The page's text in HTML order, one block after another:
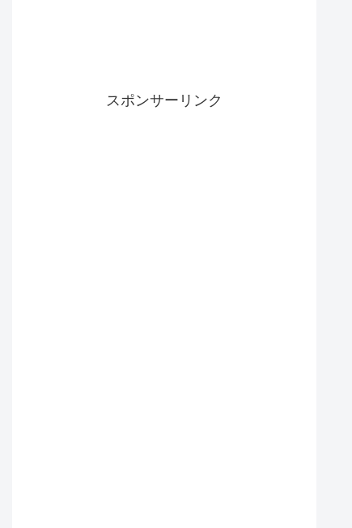
スポンサーリンク